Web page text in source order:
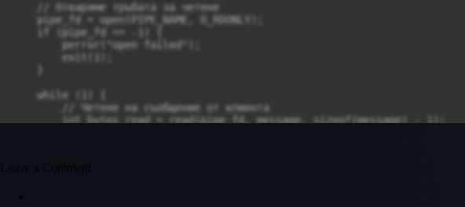
    // Отваряме тръбата за четене
    pipe_fd = open(PIPE_NAME, O_RDONLY);
    if (pipe_fd == -1) {
        perror("open failed");
        exit(1);
    while (1) {
        // Четене на съобщение от клиента
        int bytes_read = read(pipe_fd, message, sizeof(message) - 1);